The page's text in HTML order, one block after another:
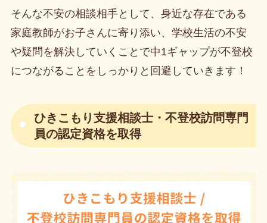
そんな不安の相談相手として、身近な存在である
家庭教師がお子さんに寄り添い、学校生活の不安
や疑問を解決していくことで中1ギャップが不登校
につながることをしっかりと回避していきます！
ひきこもり支援相談士・不登校訪問専門
員の認定資格を取得